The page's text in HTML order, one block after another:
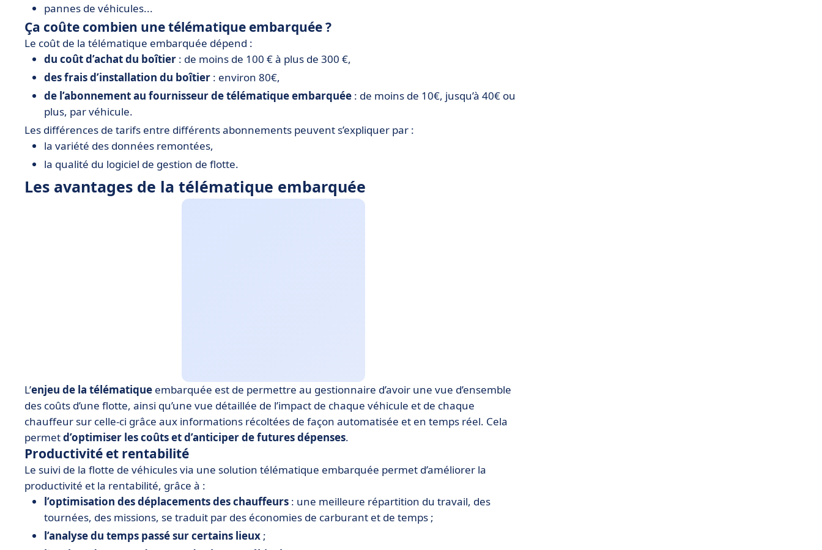
pannes de véhicules...
Ça coûte combien une télématique embarquée ?
Le coût de la télématique embarquée dépend :
du coût d’achat du boîtier : de moins de 100 € à plus de 300 €,
des frais d’installation du boîtier : environ 80€,
de l’abonnement au fournisseur de télématique embarquée : de moins de 10€, jusqu’à 40€ ou
plus, par véhicule.
Les différences de tarifs entre différents abonnements peuvent s’expliquer par :
la variété des données remontées,
la qualité du logiciel de gestion de flotte.
Les avantages de la télématique embarquée
L’enjeu de la télématique embarquée est de permettre au gestionnaire d’avoir une vue d’ensemble
des coûts d’une flotte, ainsi qu’une vue détaillée de l’impact de chaque véhicule et de chaque
chauffeur sur celle-ci grâce aux informations récoltées de façon automatisée et en temps réel. Cela
permetd’optimiser les coûts et d’anticiper de futures dépenses.
Productivité et rentabilité
Le suivi de la flotte de véhicules via une solution télématique embarquée permet d’améliorer la
productivité et la rentabilité, grâce à :
l’optimisation des déplacements des chauffeurs : une meilleure répartition du travail, des
tournées, des missions, se traduit par des économies de carburant et de temps ;
l’analyse du temps passé sur certains lieux ;